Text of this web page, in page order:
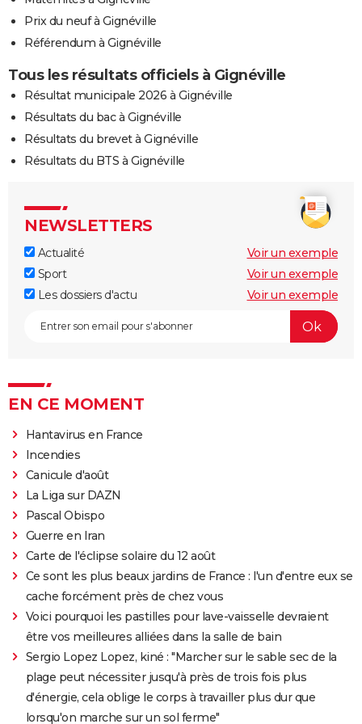
Prix du neuf à Gignéville
Référendum à Gignéville
Tous les résultats officiels à Gignéville
Résultat municipale 2026 à Gignéville
Résultats du bac à Gignéville
Résultats du brevet à Gignéville
Résultats du BTS à Gignéville
NEWSLETTERS
Actualité
Voir un exemple
Sport
Voir un exemple
Les dossiers d'actu
Voir un exemple
EN CE MOMENT
Hantavirus en France
Incendies
Canicule d'août
La Liga sur DAZN
Pascal Obispo
Guerre en Iran
Carte de l'éclipse solaire du 12 août
Ce sont les plus beaux jardins de France : l'un d'entre eux se
cache forcément près de chez vous
Voici pourquoi les pastilles pour lave-vaisselle devraient
être vos meilleures alliées dans la salle de bain
Sergio Lopez Lopez, kiné : "Marcher sur le sable sec de la
plage peut nécessiter jusqu'à près de trois fois plus
d'énergie, cela oblige le corps à travailler plus dur que
lorsqu'on marche sur un sol ferme"